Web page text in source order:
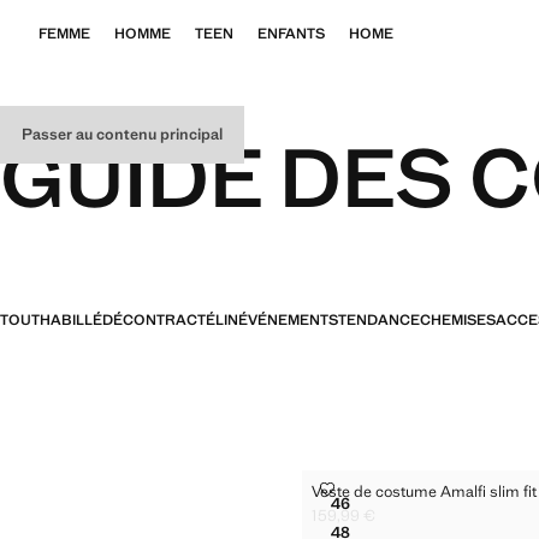
Passer au contenu principal
FEMME HOMME TEEN ENFANTS HOME
GUIDE DES
TOUTHABILLÉDÉCONTRACTÉLINÉVÉNEMENTSTENDANCECHEMISES
Tailles
46VESTE DE COSTUME
48
Veste de costume Amalfi slim fit
VESTE DE COSTUME AMALFI
Prix actuel [159,99 € ]
159,99 €